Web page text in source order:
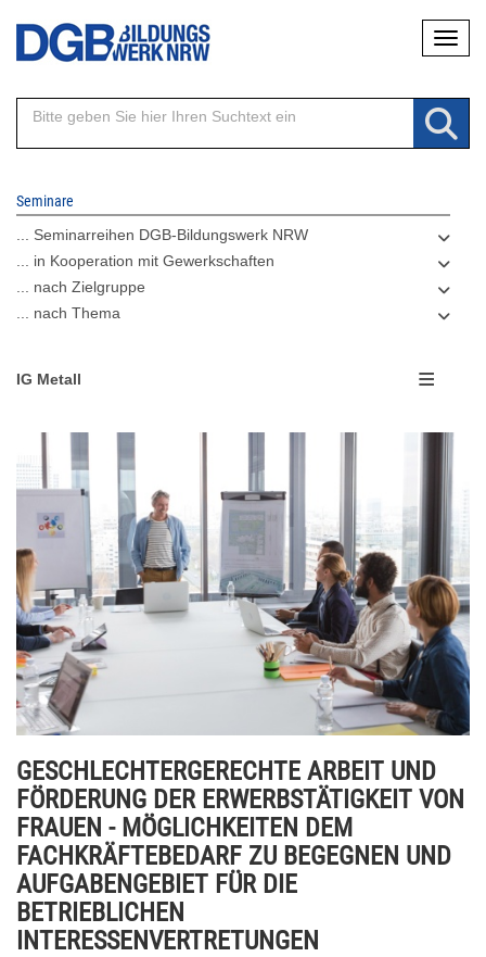
Direkt
Inhalt
Seminare
... Seminarreihen DGB-Bildungswerk NRW
... in Kooperation mit Gewerkschaften
... nach Zielgruppe
... nach Thema
IG Metall
GESCHLECHTERGERECHTE ARBEIT UND
FÖRDERUNG DER ERWERBSTÄTIGKEIT VON
FRAUEN - MÖGLICHKEITEN DEM
FACHKRÄFTEBEDARF ZU BEGEGNEN UND
AUFGABENGEBIET FÜR DIE
BETRIEBLICHEN
INTERESSENVERTRETUNGEN